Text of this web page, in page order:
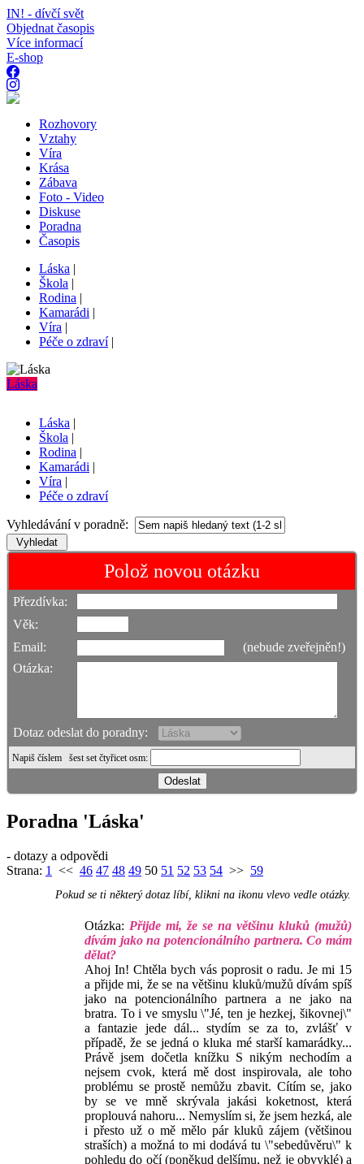
IN! - dívčí svět
Objednat časopis
Více informací
E-shop
Rozhovory
Vztahy
Víra
Krása
Zábava
Foto - Video
Diskuse
Poradna
Časopis
Láska |
Škola |
Rodina |
Kamarádi |
Víra |
Péče o zdraví|
Láska
Láska |
Škola |
Rodina |
Kamarádi |
Víra |
Péče o zdraví
Vyhledávání v poradně:
Polož novou otázku
Přezdívka:
Věk:
Email:
(nebude zveřejněn!)
Otázka:
Dotaz odeslat do poradny:
Napiš číslem šest set čtyřicet osm:
Poradna 'Láska'
- dotazy a odpovědi
Strana: 1 << 46 47 48 49 50 51 52 53 54 >> 59
Pokud se ti některý dotaz líbí, klikni na ikonu vlevo vedle otázky.
Otázka: Přijde mi, že se na většinu kluků (mužů)
dívám jako na potencionálního partnera. Co mám
dělat?
Ahoj In! Chtěla bych vás poprosit o radu. Je mi 15
a přijde mi, že se na většinu kluků/mužů dívám spíš
jako na potencionálního partnera a ne jako na
bratra. To i ve smyslu \"Jé, ten je hezkej, šikovnej\"
a fantazie jede dál... stydím se za to, zvlášť v
případě, že se jedná o kluka mé starší kamarádky...
Právě jsem dočetla knížku S nikým nechodím a
nejsem cvok, která mě dost inspirovala, ale toho
problému se prostě nemůžu zbavit. Cítím se, jako
by se ve mně skrývala jakási koketnost, která
proplouvá nahoru... Nemyslím si, že jsem hezká, ale
i přesto už o mě mělo pár kluků zájem (většinou
straších) a možná to mi dodává tu \"sebedůvěru\" k
pohledu do očí (poněkud delšímu, než je obvyklé) a